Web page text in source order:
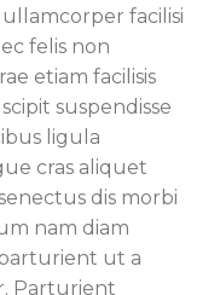
facilisi
felis non
etiam facilisis
suspendisse
ligula
cras aliquet
dis morbi
nam diam
ut a
Parturient